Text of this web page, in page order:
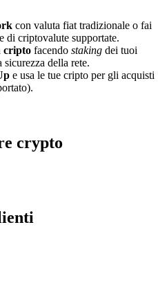
con valuta fiat tradizionale o fai
di criptovalute supportate.
cripto facendo staking dei tuoi
sicurezza della rete.
e usa le tue cripto per gli acquisti
crypto